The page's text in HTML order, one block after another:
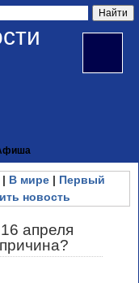
В мире| Первый
новость
апреля